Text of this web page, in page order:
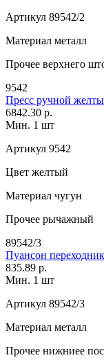
Артикул 89542/2
Материал металл
Прочее верхнего
9542
Пресс ручной
6842.30 р.
Мин. 1 шт
Артикул 9542
Цвет желтый
Материал чугун
Прочее рычажный
89542/3
Пуансон
835.89 р.
Мин. 1 шт
Артикул 89542/3
Материал металл
Прочее нижниее